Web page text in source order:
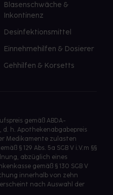
Blasenschwäche &
Inkontinenz
Desinfektionsmittel
Einnehmehilfen & Dosierer
Gehhilfen & Korsetts
gemäß ABDA-
d. h. Apothekenabgabepreis
Medikamente zulasten
§ 129 Abs. 5a SGB V i.V.m §§
abzüglich eines
gemäß § 130 SGB V
innerhalb von zehn
nach Auswahl der